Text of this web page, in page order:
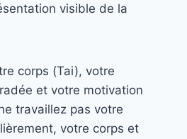
visible de la
corps (Tai), votre
et votre motivation
travaillez pas votre
votre corps et